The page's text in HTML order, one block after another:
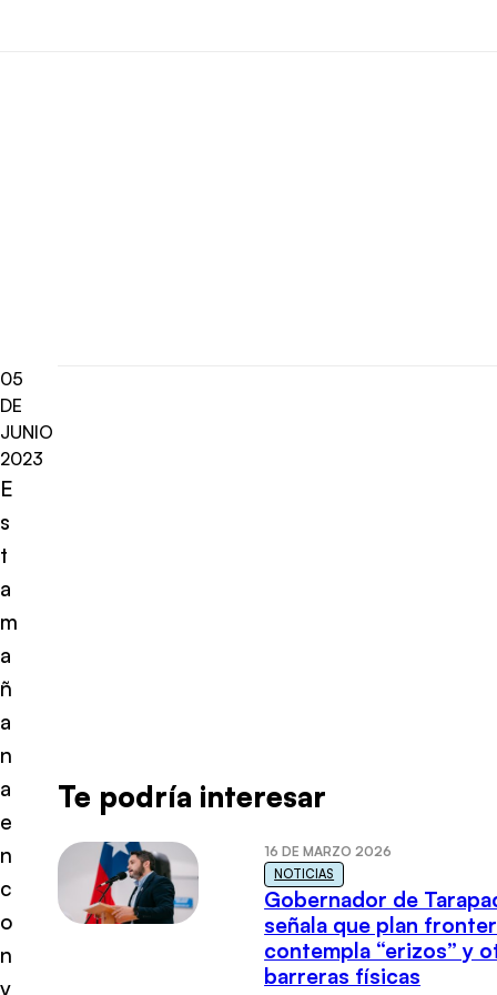
05
DE
JUNIO
2023
E
s
t
a
m
a
ñ
a
n
a
e
n
c
o
n
v
Te podría interesar
16 DE MARZO 2026
NOTICIAS
Gobernador de
señala que plan
contempla “erizos” y
barreras físicas